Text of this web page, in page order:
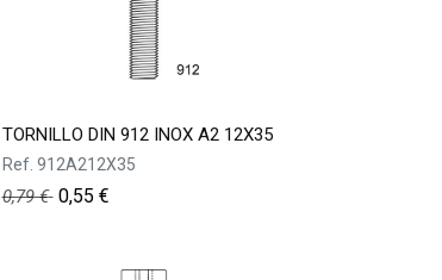
TORNILLO DIN 912 INOX A2 12X35
Ref. 912A212X35
0,79€ 0,55 €